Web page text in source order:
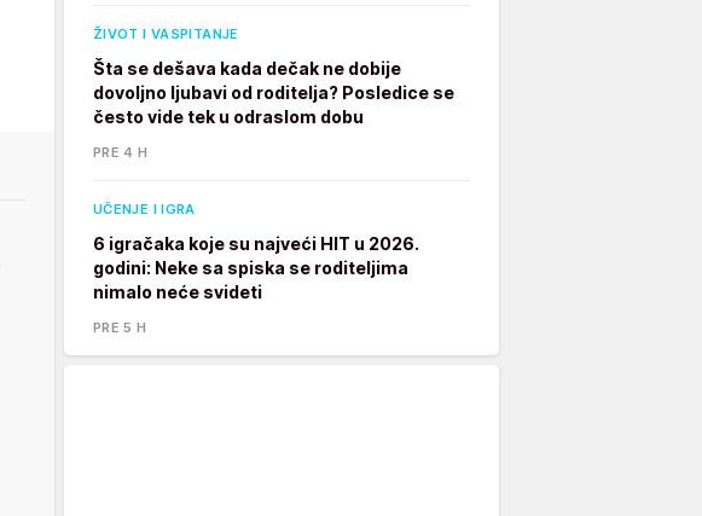
ŽIVOT I VASPITANJE
Šta se dešava kada dečak ne dobije
dovoljno ljubavi od roditelja? Posledice se
često vide tek u odraslom dobu
PRE 4 H
UČENJE I IGRA
6 igračaka koje su najveći HIT u 2026.
godini: Neke sa spiska se roditeljima
nimalo neće svideti
PRE 5 H